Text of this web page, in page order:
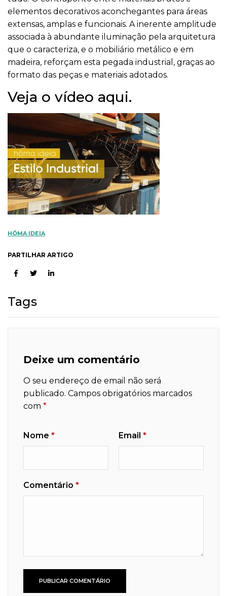
elementos decorativos aconchegantes para áreas
extensas, amplas e funcionais. A inerente amplitude
associada à abundante iluminação pela arquitetura
que o caracteriza, e o mobiliário metálico e em
madeira, reforçam esta pegada industrial, graças ao
formato das peças e materiais adotados.
Veja o vídeo aqui.
HÔMA IDEIA
PARTILHAR ARTIGO
Tags
Deixe um comentário
O seu endereço de email não será
publicado. Campos obrigatórios marcados
com *
Nome * Email *
Comentário *